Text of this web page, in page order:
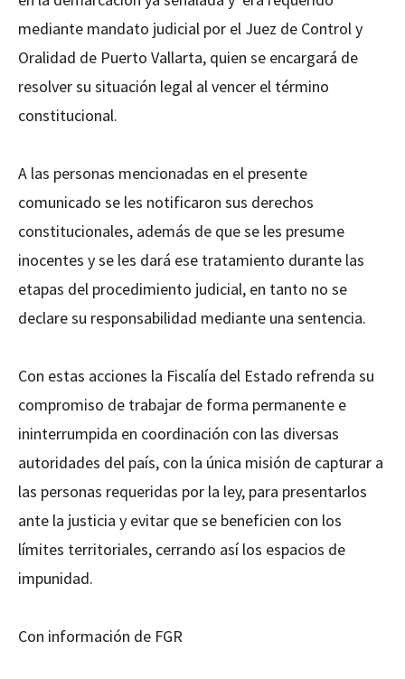
mediante mandato judicial por el Juez de Control y
Oralidad de Puerto Vallarta, quien se encargará de
resolver su situación legal al vencer el término
constitucional.
A las personas mencionadas en el presente
comunicado se les notificaron sus derechos
constitucionales, además de que se les presume
inocentes y se les dará ese tratamiento durante las
etapas del procedimiento judicial, en tanto no se
declare su responsabilidad mediante una sentencia.
Con estas acciones la Fiscalía del Estado refrenda su
compromiso de trabajar de forma permanente e
ininterrumpida en coordinación con las diversas
autoridades del país, con la única misión de capturar a
las personas requeridas por la ley, para presentarlos
ante la justicia y evitar que se beneficien con los
límites territoriales, cerrando así los espacios de
impunidad.
Con información de FGR